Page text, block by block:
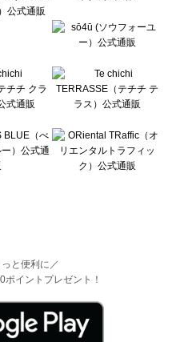
と便利に／
イントプレゼント！